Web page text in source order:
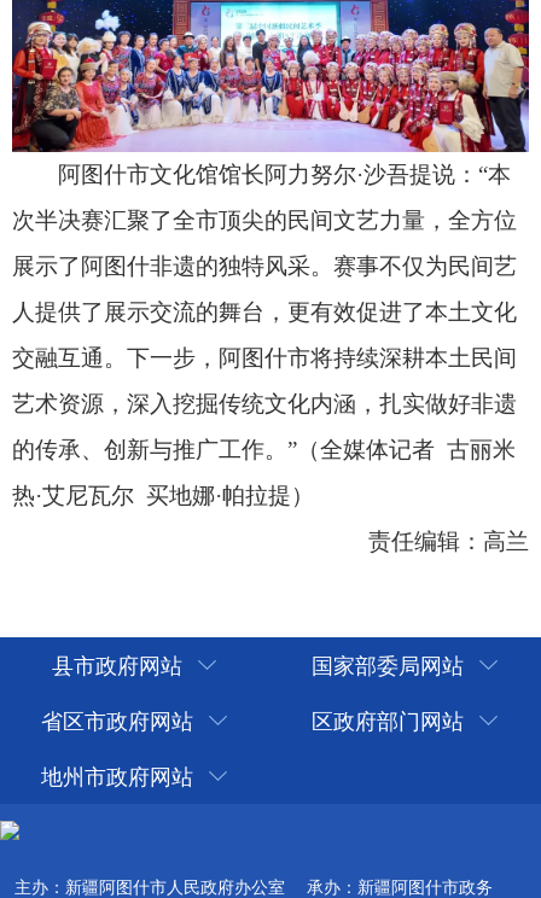
县市政府网站
国家部委局网站
省区市政府网站
区政府部门网站
地州市政府网站
主办：新疆阿图什市人民政府办公室 承办：新疆阿图什市政务